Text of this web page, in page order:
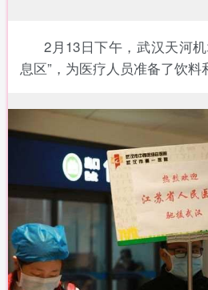
2月13日下午，武汉天河
息区”，为医疗人员准备了饮料